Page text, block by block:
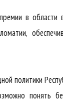
в области
политики
понять